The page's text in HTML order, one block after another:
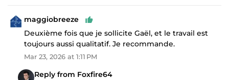
maggiobreeze
Deuxième fois que je sollicite Gaël, et le travail est
toujours aussi qualitatif. Je recommande.
Mar 23, 2026 at 1:11 PM
Reply from Foxfire64